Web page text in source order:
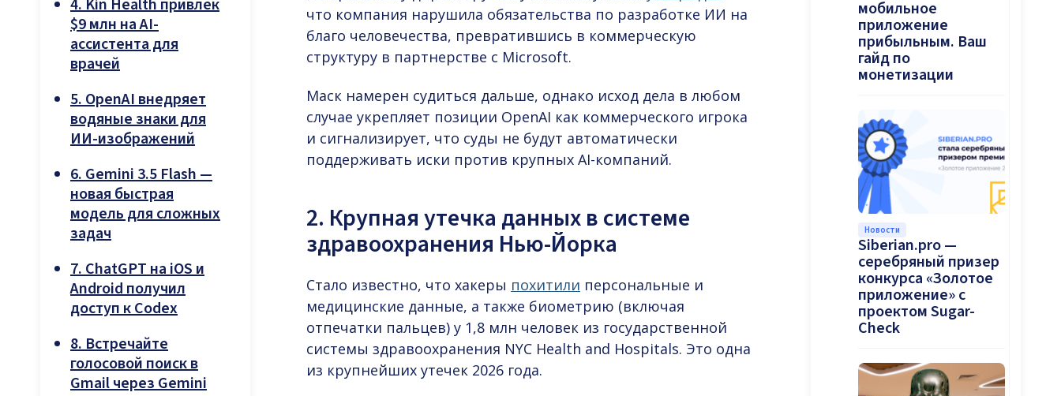
4. Kin Health привлек
$9 млн на AI-
ассистента для
врачей
5. OpenAI внедряет
водяные знаки для
ИИ-изображений
6. Gemini 3.5 Flash —
новая быстрая
модель для сложных
задач
7. ChatGPT на iOS и
Android получил
доступ к Codex
8. Встречайте
голосовой поиск в
Gmail через Gemini
что компания нарушила обязательства по разработке ИИ на
благо человечества, превратившись в коммерческую
структуру в партнерстве с Microsoft.
Маск намерен судиться дальше, однако исход дела в любом
случае укрепляет позиции OpenAI как коммерческого игрока
и сигнализирует, что суды не будут автоматически
поддерживать иски против крупных AI-компаний.
2. Крупная утечка данных в системе
здравоохранения Нью-Йорка
Стало известно, что хакеры похитили персональные и
медицинские данные, а также биометрию (включая
отпечатки пальцев) у 1,8 млн человек из государственной
системы здравоохранения NYC Health and Hospitals. Это одна
из крупнейших утечек 2026 года.
мобильное
приложение
прибыльным. Ваш
гайд по
монетизации
Новости
Siberian.pro —
серебряный призер
конкурса «Золотое
приложение» с
проектом Sugar-
Check